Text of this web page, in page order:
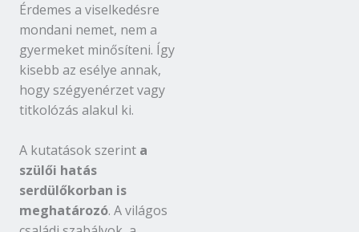
Érdemes a viselkedésre
mondani nemet, nem a
gyermeket minősíteni. Így
kisebb az esélye annak,
hogy szégyenérzet vagy
titkolózás alakul ki.
A kutatások szerint a
szülői hatás
serdülőkorban is
meghatározó. A világos